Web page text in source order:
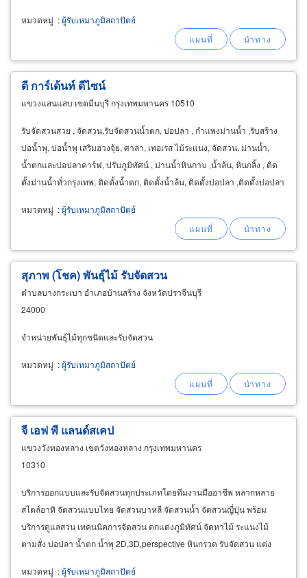
หมวดหมู่ :ผู้รับเหมาภูมิสถาปัตย์
ดี การ์เด้นท์ ดีไซน์
แขวงแสนแสบ เขตมีนบุรี กรุงเทพมหานคร 10510
รับจัดสวนสวย , จัดสวน,รับจัดสวนน้ำตก, บ่อปลา , กำแพงม่านน้ำ ,รับสร้าง
บ่อน้ำพุ, บ่อน้ำพุ เสริมฮวงจุ้ย, ศาลา, เทอเรส ไม้ระแนง, จัดสวน, ม่านน้ำ,
น้ำตกและบ่อปลาคาร์ฟ, ปรับภูมิทัศน์ , ม่านน้ำหินกาบ ,น้ำล้น, หินกลิ้ง , ติด
ตั้งม่านน้ำทั่วกรุงเทพ, ติดตั้งน้ำตก, ติดตั้งน้ำล้น, ติดตั้งบ่อปลา ,ติดตั้งบ่อปลา
หมวดหมู่ :ผู้รับเหมาภูมิสถาปัตย์
สุภาพ (โชค) พันธุ์ไม้ รับจัดสวน
ตำบลบางกระเบา อำเภอบ้านสร้าง จังหวัดปราจีนบุรี
24000
จำหน่ายพันธุ์ไม้ทุกชนิดและรับจัดสวน
หมวดหมู่ :ผู้รับเหมาภูมิสถาปัตย์
จี เอฟ พี แลนด์สเคป
แขวงวังทองหลาง เขตวังทองหลาง กรุงเทพมหานคร
10310
บริการออกแบบและรับจัดสวนทุกประเภทโดยทีมงานมืออาชีพ หลากหลาย
สไตล์อาทิ จัดสวนแบบไทย จัดสวนบาหลี จัดสวนน้ำ จัดสวนญี่ปุ่น พร้อม
บริการดูแลสวน เทคนนิคการจัดสวน ตกแต่งภูมิทัศน์ จัดหาไม้ ระแนงไม้
ตามสั่ง บ่อปลา น้ำตก น้ำพุ 2D,3D,perspective หินกรวด รับจัดสวน แต่ง
หมวดหมู่ :ผู้รับเหมาภูมิสถาปัตย์